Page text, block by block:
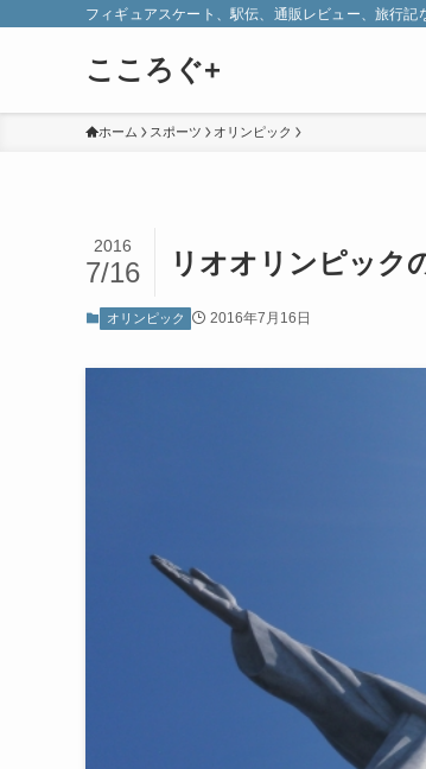
フィギュアスケート、駅伝、通販レビュー、旅行記
こころぐ+
ホーム スポーツ オリンピック
リオオリンピック
2016
7/16
オリンピック 2016年7月16日